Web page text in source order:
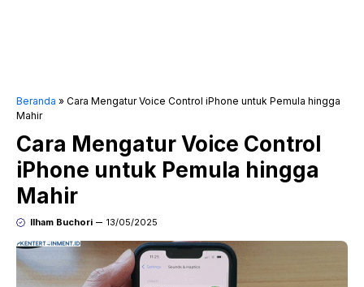
Beranda » Cara Mengatur Voice Control iPhone untuk Pemula hingga
Mahir
Cara Mengatur Voice Control
iPhone untuk Pemula hingga
Mahir
Ilham Buchori 13/05/2025